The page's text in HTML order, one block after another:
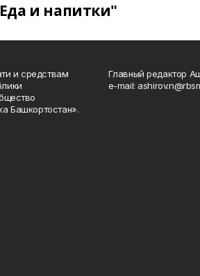
и напитки"
и средствам
Башкортостан».
Главный редактор
e-mail: